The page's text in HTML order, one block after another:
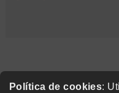
Política de cookies: